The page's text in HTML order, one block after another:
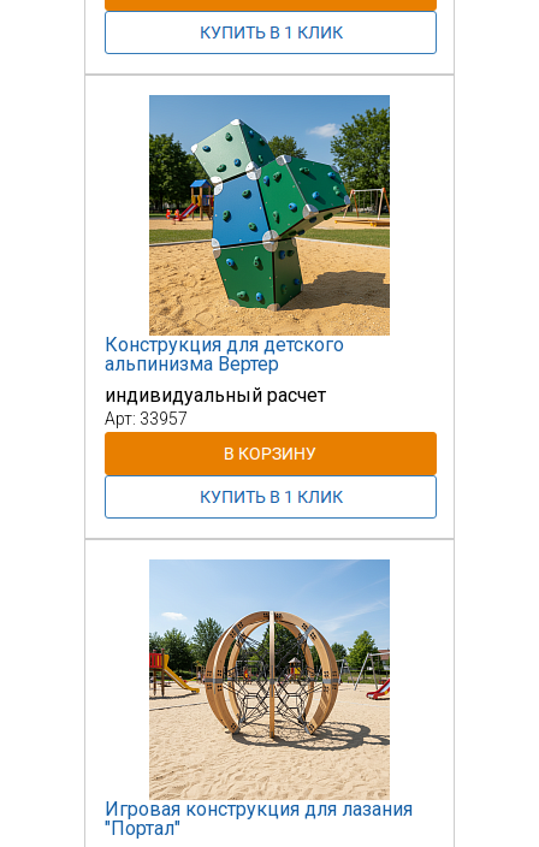
Конструкция для детского
альпинизма Вертер
индивидуальный расчет
Арт: 33957
Игровая конструкция для лазания
"Портал"